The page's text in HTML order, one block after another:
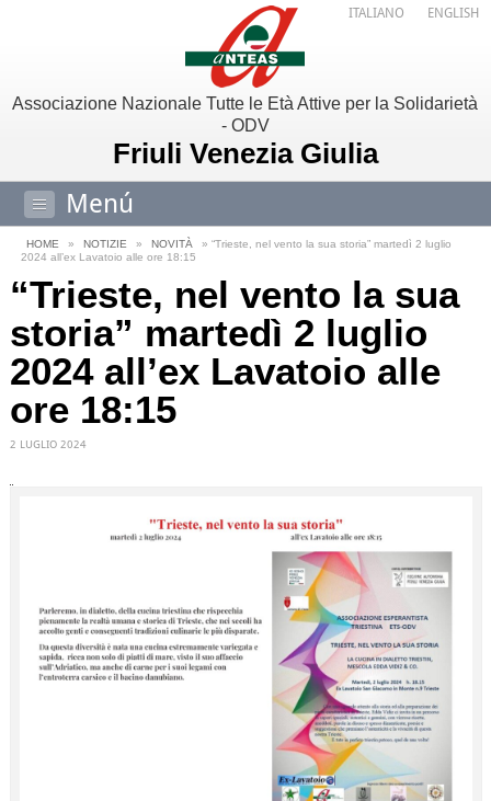
Associazione Nazionale Tutte le Età Attive per la Solidarietà
- ODV
Friuli Venezia Giulia
Menú
ITALIANO ENGLISH
HOME » NOTIZIE » NOVITÀ
» “Trieste, nel vento la sua storia” martedì 2 luglio
2024 all’ex Lavatoio alle ore 18:15
“Trieste, nel vento la sua
storia” martedì 2 luglio
2024 all’ex Lavatoio alle
ore 18:15
2 LUGLIO 2024